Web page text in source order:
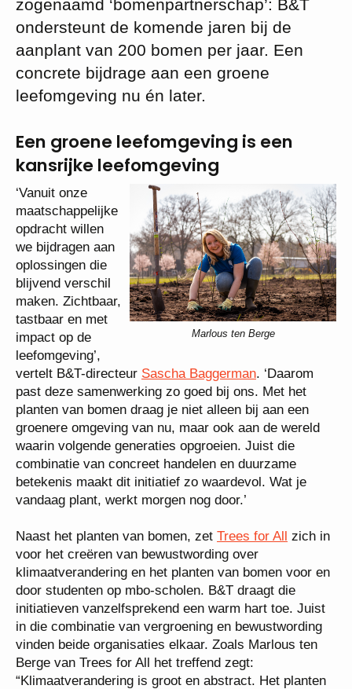
zogenaamd ‘bomenpartnerschap’: B&T
ondersteunt de komende jaren bij de
aanplant van 200 bomen per jaar. Een
concrete bijdrage aan een groene
leefomgeving nu én later.
Een groene leefomgeving is een
kansrijke leefomgeving
Marlous ten Berge
‘Vanuit onze
maatschappelijke
opdracht willen
we bijdragen aan
oplossingen die
blijvend verschil
maken. Zichtbaar,
tastbaar en met
impact op de
leefomgeving’,
vertelt B&T-directeur Sascha Baggerman. ‘Daarom
past deze samenwerking zo goed bij ons. Met het
planten van bomen draag je niet alleen bij aan een
groenere omgeving van nu, maar ook aan de wereld
waarin volgende generaties opgroeien. Juist die
combinatie van concreet handelen en duurzame
betekenis maakt dit initiatief zo waardevol. Wat je
vandaag plant, werkt morgen nog door.’
Naast het planten van bomen, zet Trees for All zich in
voor het creëren van bewustwording over
klimaatverandering en het planten van bomen voor en
door studenten op mbo-scholen. B&T draagt die
initiatieven vanzelfsprekend een warm hart toe. Juist
in die combinatie van vergroening en bewustwording
vinden beide organisaties elkaar. Zoals Marlous ten
Berge van Trees for All het treffend zegt:
“Klimaatverandering is groot en abstract. Het planten